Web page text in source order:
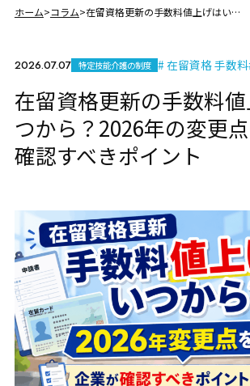
ホーム コラム 在留資格更新の手数料値上げはいつから？2026年の変更点と企業が確認すべきポイント
2026.07.07 特定技能介護の制度 # 在留資格 手数料
在留資格更新の手数料
つから？2026年の変更
確認すべきポイント